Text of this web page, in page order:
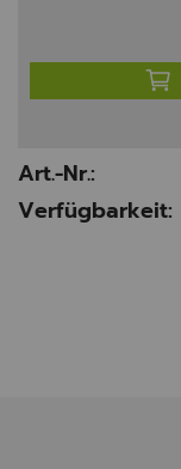
Art.-Nr.:
Verfügbarkeit: